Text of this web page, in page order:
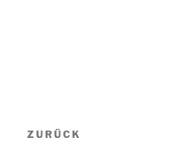
Beitragsnavigation
Vorheriger
ZURÜCK